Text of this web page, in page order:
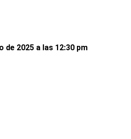
de 2025 a las 12:30 pm